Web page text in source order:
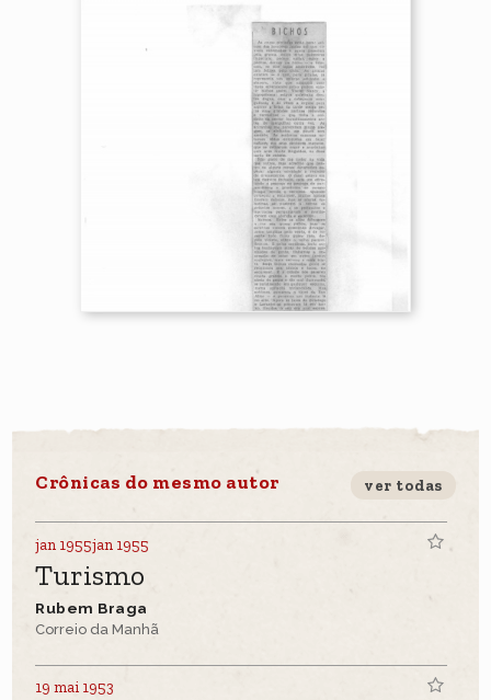
Crônicas do mesmo autor ver todas
jan 1955jan 1955
Turismo
Rubem Braga
Correio da Manhã
19 mai 1953